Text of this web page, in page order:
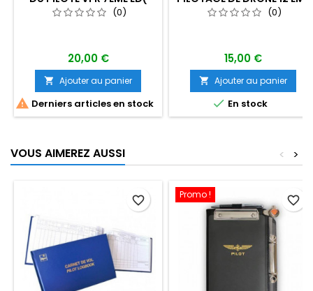
FRANÇAIS-ANGLAIS)
(0)
20,00 €
 Ajouter au panier
 Derniers articles en stock
ED
(0)
15,00 €
 Ajouter au panier
 En stock
VOUS AIMEREZ AUSSI >
<
favorite_border Promo ! favorite_border